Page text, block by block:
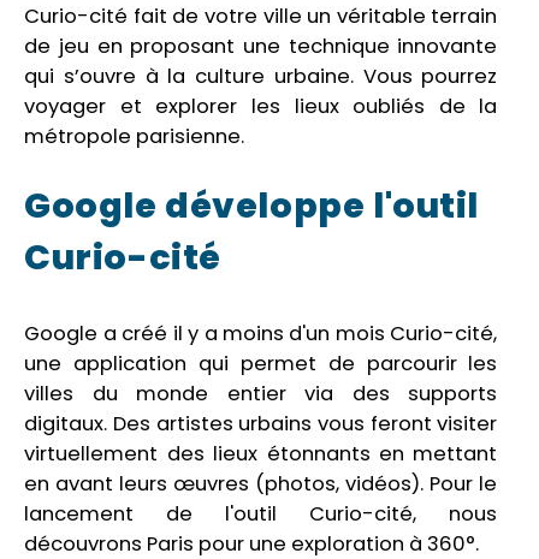
Curio-cité fait de votre ville un véritable terrain
de jeu en proposant une technique innovante
qui s’ouvre à la culture urbaine. Vous pourrez
voyager et explorer les lieux oubliés de la
métropole parisienne.
Google développe l'outil
Curio-cité
Google a créé il y a moins d'un mois Curio-cité,
une application qui permet de parcourir les
villes du monde entier via des supports
digitaux. Des artistes urbains vous feront visiter
virtuellement des lieux étonnants en mettant
en avant leurs œuvres (photos, vidéos). Pour le
lancement de l'outil Curio-cité, nous
découvrons Paris pour une exploration à 360°.